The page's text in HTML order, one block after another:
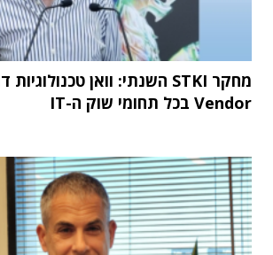
Vendor בכל תחומי שוק ה-IT